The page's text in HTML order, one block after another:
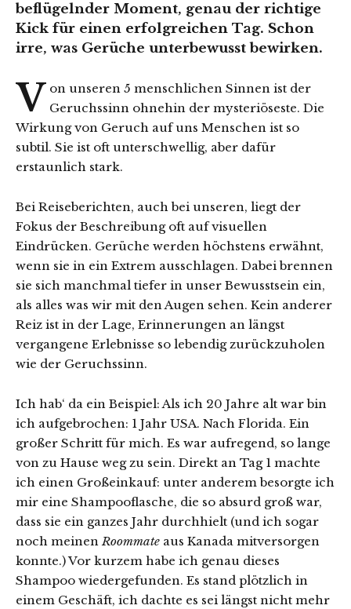
beflügelnder Moment, genau der richtige
Kick für einen erfolgreichen Tag. Schon
irre, was Gerüche unterbewusst bewirken.
V on unseren 5 menschlichen Sinnen ist der
Geruchssinn ohnehin der mysteriöseste. Die
Wirkung von Geruch auf uns Menschen ist so
subtil. Sie ist oft unterschwellig, aber dafür
erstaunlich stark.
Bei Reiseberichten, auch bei unseren, liegt der
Fokus der Beschreibung oft auf visuellen
Eindrücken. Gerüche werden höchstens erwähnt,
wenn sie in ein Extrem ausschlagen. Dabei brennen
sie sich manchmal tiefer in unser Bewusstsein ein,
als alles was wir mit den Augen sehen. Kein anderer
Reiz ist in der Lage, Erinnerungen an längst
vergangene Erlebnisse so lebendig zurückzuholen
wie der Geruchssinn.
Ich hab‘ da ein Beispiel: Als ich 20 Jahre alt war bin
ich aufgebrochen: 1 Jahr USA. Nach Florida. Ein
großer Schritt für mich. Es war aufregend, so lange
von zu Hause weg zu sein. Direkt an Tag 1 machte
ich einen Großeinkauf: unter anderem besorgte ich
mir eine Shampooflasche, die so absurd groß war,
dass sie ein ganzes Jahr durchhielt (und ich sogar
noch meinenRoommate aus Kanada mitversorgen
konnte.) Vor kurzem habe ich genau dieses
Shampoo wiedergefunden. Es stand plötzlich in
einem Geschäft, ich dachte es sei längst nicht mehr